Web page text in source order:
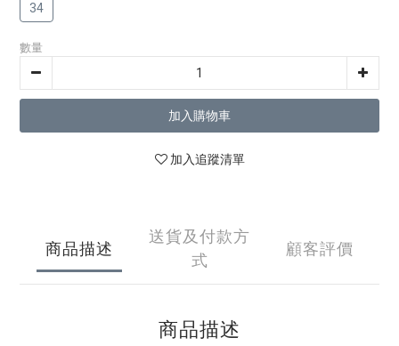
34
數量
加入購物車
加入追蹤清單
商品描述
送貨及付款方
式
顧客評價
商品描述